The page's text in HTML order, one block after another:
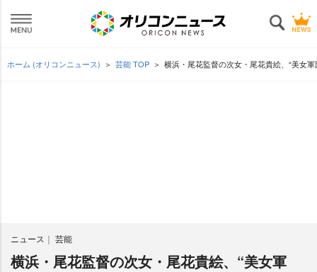
ホーム (オリコンニュース) 芸能 TOP 横浜・尾花監督の次女・尾花貴絵、“美女
ニュース 芸能
横浜・尾花監督の次女・尾花貴絵、“美女軍